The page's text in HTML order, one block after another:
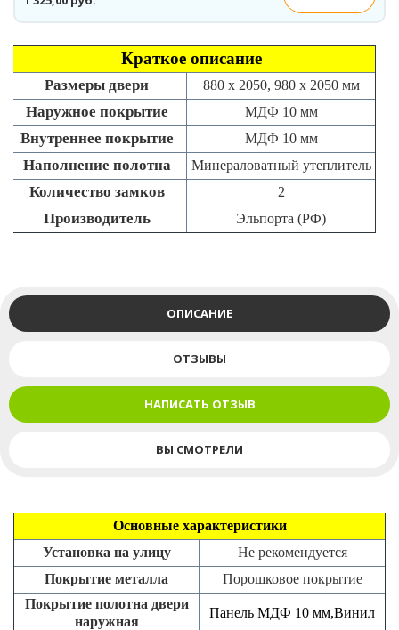
Краткое описание
Размеры двери 880 х 2050, 980 х 2050 мм
Наружное покрытие МДФ 10 мм
Внутреннее покрытие МДФ 10 мм
Наполнение полотна Минераловатный утеплитель
Количество замков 2
Производитель Эльпорта (РФ)
ОПИСАНИЕ
ОТЗЫВЫ
НАПИСАТЬ ОТЗЫВ
ВЫ СМОТРЕЛИ
Основные характеристики
Установка на улицу
Не рекомендуется
Покрытие металла
Порошковое покрытие
Покрытие полотна двери
наружная
Панель МДФ 10 мм,Винил